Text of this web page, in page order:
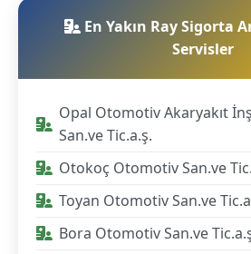
En Yakın Ray Sigorta
Servisler
Opal Otomotiv Akaryakıt
San.ve Tic.a.ş.
Otokoç Otomotiv San.ve
Toyan Otomotiv San.ve
Bora Otomotiv San.ve